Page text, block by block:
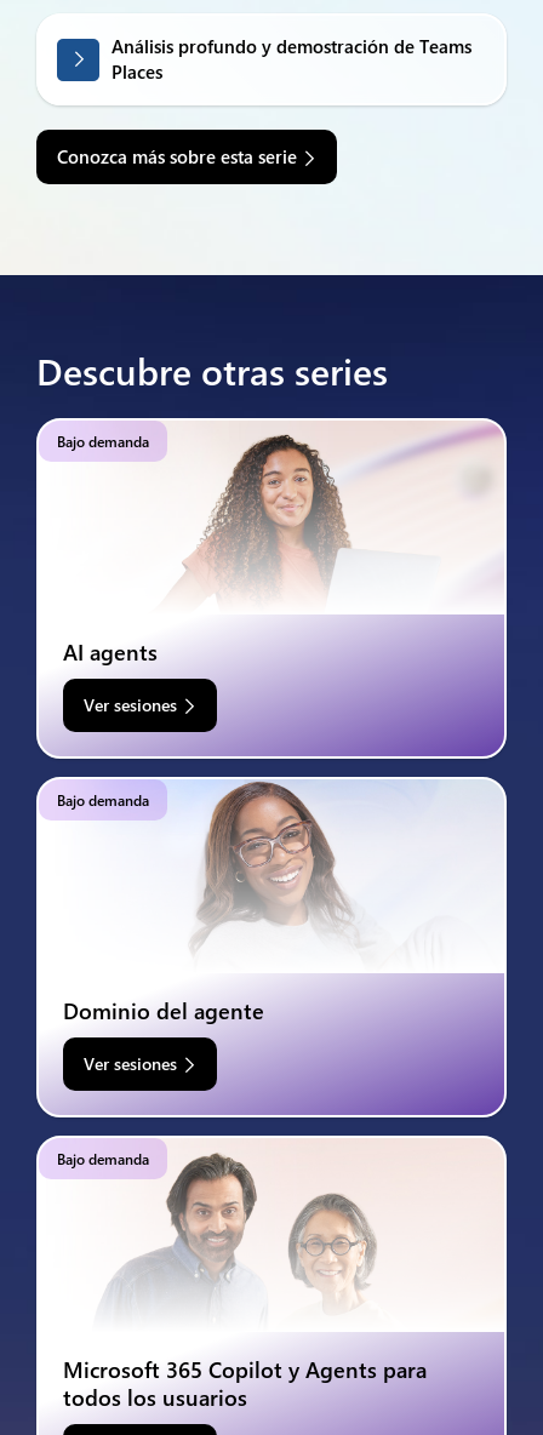
Análisis profundo y demostración de Teams
Places
Conozca más sobre esta serie
Descubre otras series
Bajo demanda
AI agents
Ver sesiones
Bajo demanda
Dominio del agente
Ver sesiones
Bajo demanda
Microsoft 365 Copilot y Agents para
todos los usuarios